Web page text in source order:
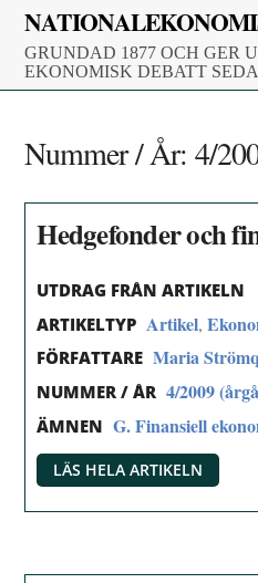
Skip
content
GRUNDAD 1877 OCH GER
EKONOMISK DEBATT
Nummer / År: 4/
Hedgefonder och
UTDRAG FRÅN ARTIKELN
ARTIKELTYP Artikel,
FÖRFATTARE Maria
NUMMER / ÅR 4/2009
ÄMNEN G. Finansiell
LÄS HELA ARTIKELN